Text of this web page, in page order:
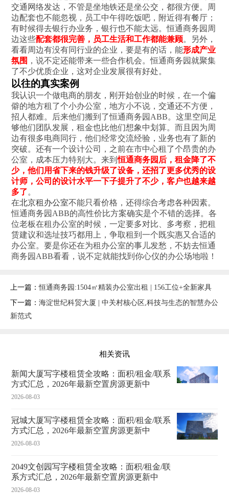
交通网络发达，不管是坐地铁还是坐公交，都很方便。周
边配套也不能忽视，员工中午得吃饭吧，附近得有餐厅；
有时候得去银行办业务，银行也不能太远。恒通商务园周
边这些配套都很完善，员工生活和工作都能兼顾。另外，
看看周边有没有同行业的企业，要是有的话，能形成产业
氛围 ，说不定还能带来一些合作机会。恒通商务园就聚集
了不少优质企业，这对企业发展很有好处。
以往的真实案例
我认识一个做电商的朋友，刚开始创业的时候，在一个偏
僻的地方租了个小办公室，地方小不说，交通还不方便，
招人都难。后来他们搬到了恒通商务园ABB。这里空间足
够他们团队发展，租金也比他们想象中划算。而且因为周
边有很多电商同行，他们经常交流经验，业务也有了新的
突破。还有一个设计公司，之前在市中心租了个昂贵的办
公室，成本压力特别大。来到恒通商务园后，租金降了不
少，他们用省下来的钱升级了设备，还招了更多优秀的设
计师，公司的设计水平一下子提升了不少，客户也越来越
多了。
在北京租办公室不能只看价格，还得综合考虑各种因素。
恒通商务园ABB的高性价比方案确实是个不错的选择。各
位老板在租办公室的时候，一定要多对比、多考察，把租
赁建议和选址技巧都用上，争取租到一个既实惠又合适的
办公室。要是你还在为租办公室的事儿发愁，不妨去恒通
商务园ABB看看，说不定就能找到你心仪的办公场地啦！
上一篇：恒通商务园:1504㎡精装办公室出租 | 156工位+全新家具
下一篇： 海淀世纪科贸大厦 | 中关村核心区,科技与生态的智慧办公
新范式
相关资讯
新闻大厦写字楼租赁全攻略：面积/租金/联系
方式汇总，2026年最新空置房源更新中
2026-08-03
冠城大厦写字楼租赁全攻略：面积/租金/联系
方式汇总，2026年最新空置房源更新中
2026-08-03
2049文创园写字楼租赁全攻略：面积/租金/联
系方式汇总，2026年最新空置房源更新中
2026-08-03